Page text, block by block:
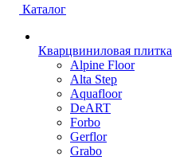
Каталог
Кварцвиниловая плитка
Alpine Floor
Alta Step
Aquafloor
DeART
Forbo
Gerflor
Grabo